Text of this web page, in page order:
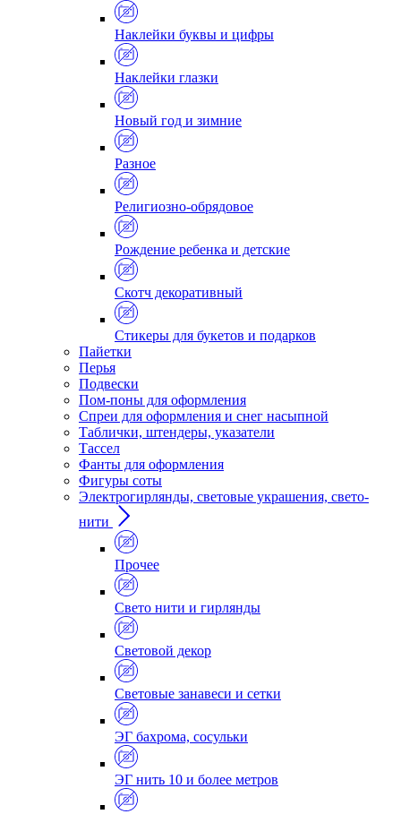
Наклейки буквы и цифры
Наклейки глазки
Новый год и зимние
Разное
Религиозно-обрядовое
Рождение ребенка и детские
Скотч декоративный
Стикеры для букетов и подарков
Пайетки
Перья
Подвески
Пом-поны для оформления
Спреи для оформления и снег насыпной
Таблички, штендеры, указатели
Тассел
Фанты для оформления
Фигуры соты
Электрогирлянды, световые украшения, свето-
нити
Прочее
Свето нити и гирлянды
Световой декор
Световые занавеси и сетки
ЭГ бахрома, сосульки
ЭГ нить 10 и более метров